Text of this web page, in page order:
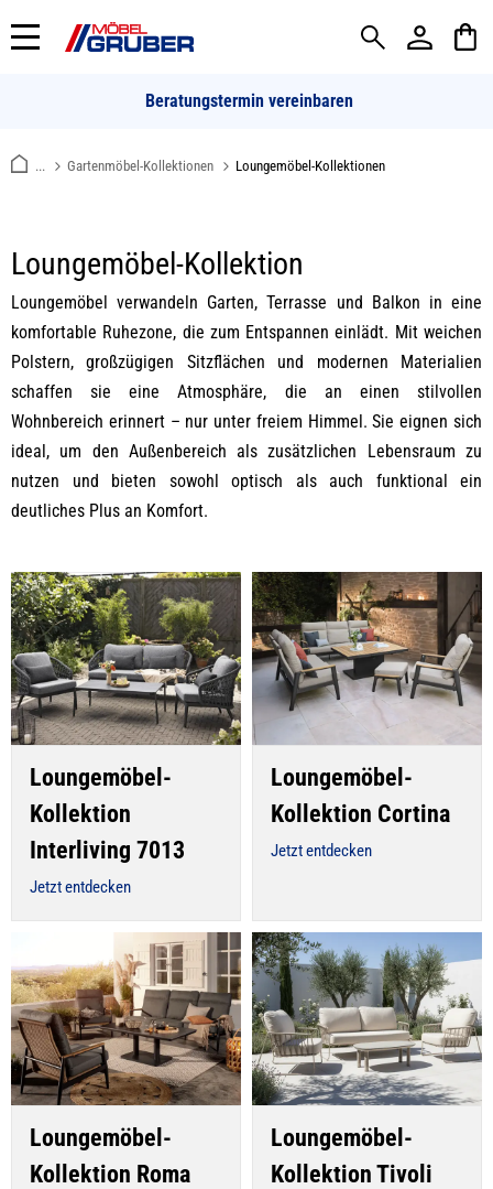
springen
Beratungstermin vereinbaren
... Gartenmöbel-Kollektionen Loungemöbel-Kollektionen
Loungemöbel-Kollektion
Loungemöbel verwandeln Garten, Terrasse und Balkon in eine
komfortable Ruhezone, die zum Entspannen einlädt. Mit weichen
Polstern, großzügigen Sitzflächen und modernen Materialien
schaffen sie eine Atmosphäre, die an einen stilvollen
Wohnbereich erinnert – nur unter freiem Himmel. Sie eignen sich
ideal, um den Außenbereich als zusätzlichen Lebensraum zu
nutzen und bieten sowohl optisch als auch funktional ein
deutliches Plus an Komfort.
Loungemöbel-
Kollektion
Interliving 7013
Jetzt entdecken
Loungemöbel-
Kollektion Cortina
Jetzt entdecken
Loungemöbel-
Kollektion Roma
Loungemöbel-
Kollektion Tivoli